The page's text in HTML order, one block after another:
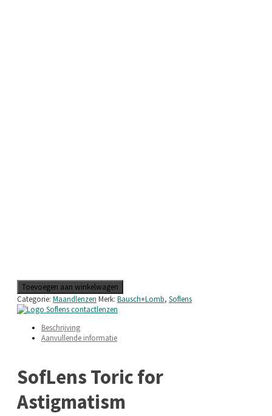
SofLens
Toric
for
Astigmatism
aantal
Toevoegen aan winkelwagen
Categorie: Maandlenzen Merk: Bausch+Lomb, Soflens
Beschrijving
Aanvullende informatie
SofLens Toric for
Astigmatism